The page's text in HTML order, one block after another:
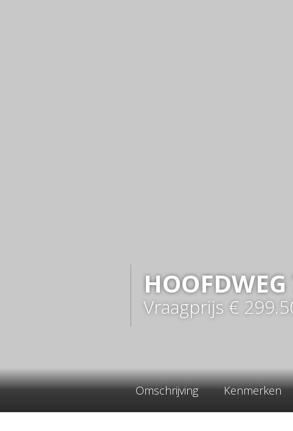
HOOFDWEG
Vraagprijs €
Omschrijving Kenmerken